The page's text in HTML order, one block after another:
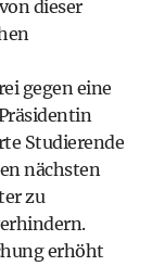
dieser
gegen eine
Studierende
nächsten
zu
erhöht